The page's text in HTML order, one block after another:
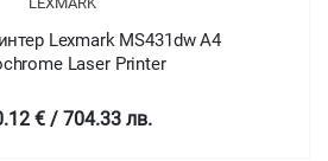
Lexmark MS431dw A4
Laser Printer
€ / 704.33 лв.